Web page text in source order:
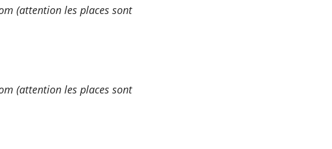
(attention les places sont
(attention les places sont